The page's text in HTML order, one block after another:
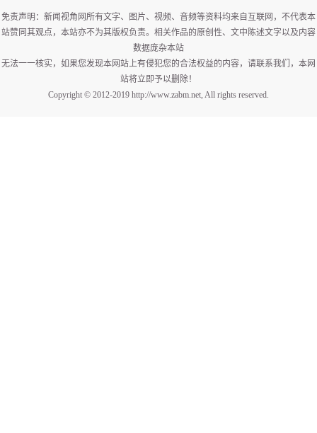
免责声明：新闻视角网所有文字、图片、视频、音频等资料均来自互联网，不代表本
站赞同其观点，本站亦不为其版权负责。相关作品的原创性、文中陈述文字以及内容
数据庞杂本站
无法一一核实，如果您发现本网站上有侵犯您的合法权益的内容，请联系我们，本网
站将立即予以删除！
Copyright © 2012-2019 http://www.zabm.net, All rights reserved.